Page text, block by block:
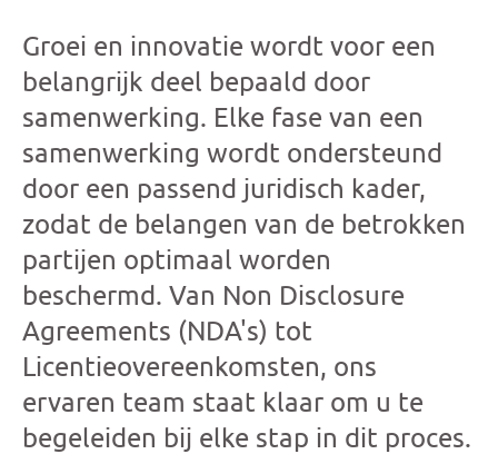
Groei en innovatie wordt voor een
belangrijk deel bepaald door
samenwerking. Elke fase van een
samenwerking wordt ondersteund
door een passend juridisch kader,
zodat de belangen van de betrokken
partijen optimaal worden
beschermd. Van Non Disclosure
Agreements (NDA's) tot
Licentieovereenkomsten, ons
ervaren team staat klaar om u te
begeleiden bij elke stap in dit proces.